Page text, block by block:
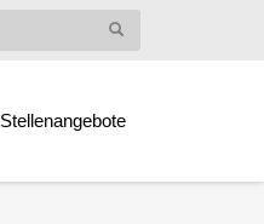
Stellenangebote